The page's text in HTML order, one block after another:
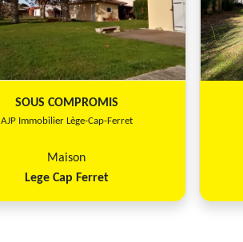
SOUS COMPROMIS
AJP Immobilier Lège-Cap-Ferret
Maison
Lege Cap Ferret